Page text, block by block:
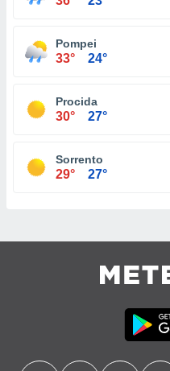
Pompei
33° 24°
Procida
30° 27°
Sorrento
29° 27°